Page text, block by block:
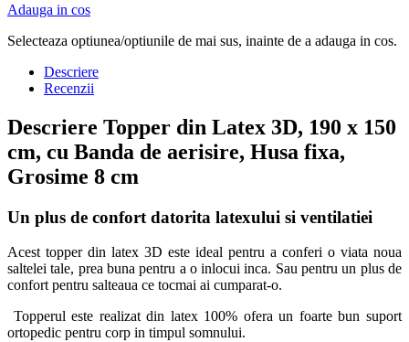
Adauga in cos
Selecteaza optiunea/optiunile de mai sus, inainte de a adauga in cos.
Descriere
Recenzii
Descriere Topper din Latex 3D, 190 x 150
cm, cu Banda de aerisire, Husa fixa,
Grosime 8 cm
Un plus de confort datorita latexului si ventilatiei
Acest topper din latex 3D este ideal pentru a conferi o viata noua
saltelei tale, prea buna pentru a o inlocui inca. Sau pentru un plus de
confort pentru salteaua ce tocmai ai cumparat-o.
Topperul este realizat din latex 100% ofera un foarte bun suport
ortopedic pentru corp in timpul somnului.